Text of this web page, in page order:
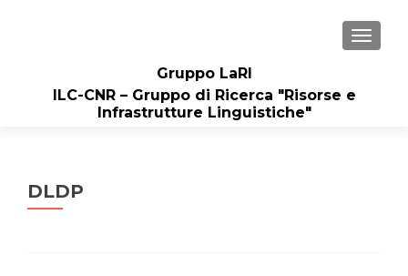
Gruppo LaRI
ILC-CNR – Gruppo di Ricerca "Risorse e
Infrastrutture Linguistiche"
DLDP